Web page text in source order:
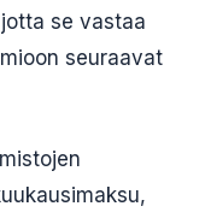
se vastaa
seuraavat